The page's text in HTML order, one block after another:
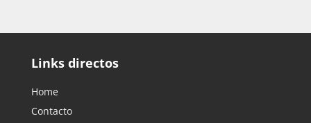
Links directos
Home
Contacto